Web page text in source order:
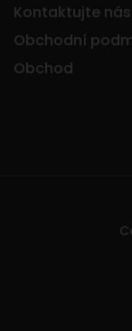
Kontaktujte nás
Obchodní
Obchod